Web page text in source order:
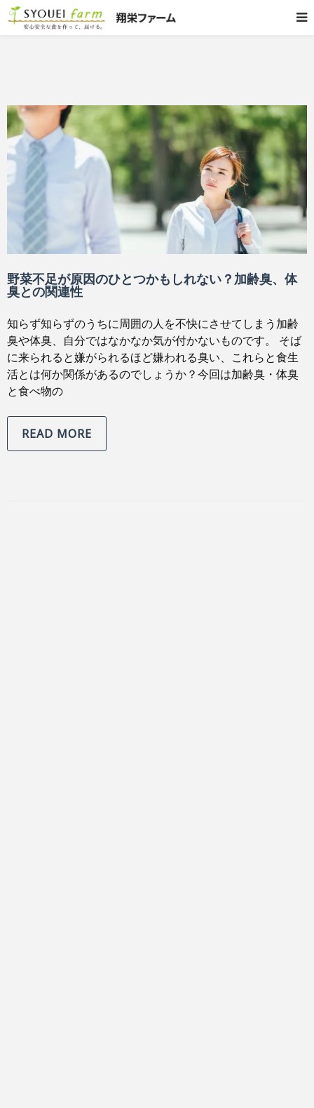
野菜不足が原因のひとつかもしれない？加齢臭、体
臭との関連性
知らず知らずのうちに周囲の人を不快にさせてしまう加齢
臭や体臭、自分ではなかなか気が付かないものです。 そば
に来られると嫌がられるほど嫌われる臭い、これらと食生
活とは何か関係があるのでしょうか？今回は加齢臭・体臭
と食べ物の
READ MORE